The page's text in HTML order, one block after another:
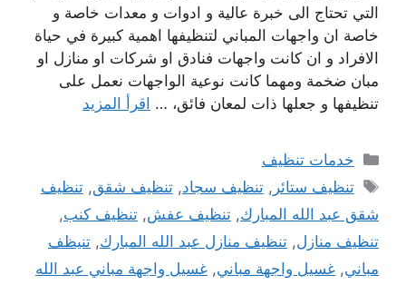
التي تحتاج الى خبرة عالية و ادوات و معدات خاصة و
خاصة ان واجهات المباني لتنظيفها اهمية كبيرة في حياة
الافراد و ان كانت واجهات فنادق او شركات او منازل او
مبان ضخمة ومهما كانت نوعية الواجهات نعمل على
تنظيفها و جعلها ذات لمعان فائق، … اقرأ المزيد
التصنيفات
خدمات تنظيف
الوسوم
تنظيف ستائر ,تنظيف سجاد,تنظيف شقق,تنظيف
شقق عبد الله المبارك, تنظيف عفش, تنظيف كنب,
تنظيف منازل, تنظيف منازل عبد الله المبارك, تنيظف
مباني, غسيل واجهة مباني, غسيل واجهة مباني عبد الله